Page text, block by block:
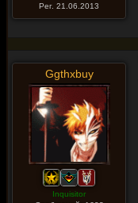
Рег. 21.06.2013
Ggthxbuy
Inquisitor